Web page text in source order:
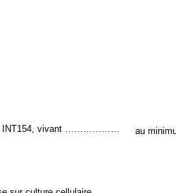
INT154, vivant ……………… au